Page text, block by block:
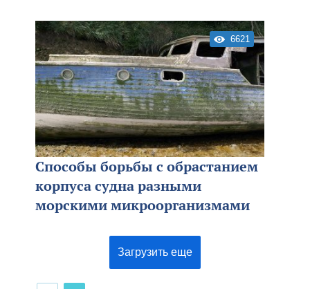
6621
Способы борьбы с обрастанием
корпуса судна разными
морскими микроорганизмами
Загрузить еще